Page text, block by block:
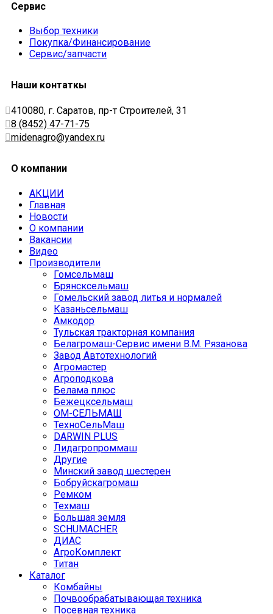
Сервис
Выбор техники
Покупка/Финансирование
Сервис/запчасти
Наши контаткы
410080, г. Саратов, пр-т Строителей, 31
8 (8452) 47-71-75
midenagro@yandex.ru
О компании
АКЦИИ
Главная
Новости
О компании
Вакансии
Видео
Производители
Гомсельмаш
Брянсксельмаш
Гомельский завод литья и нормалей
Казаньсельмаш
Амкодор
Тульская тракторная компания
Белагромаш-Сервис имени В.М. Рязанова
Завод Автотехнологий
Агромастер
Агроподкова
Белама плюс
Бежецксельмаш
ОМ-СЕЛЬМАШ
ТехноСельМаш
DARWIN PLUS
Лидагропроммаш
Другие
Минский завод шестерен
Бобруйскагромаш
Ремком
Техмаш
Большая земля
SCHUMACHER
ДИАС
АгроКомплект
Титан
Каталог
Комбайны
Почвообрабатывающая техника
Посевная техника